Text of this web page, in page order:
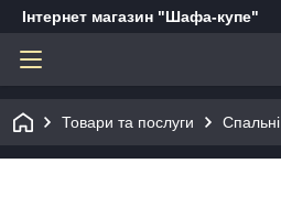
Інтернет магазин "Шафа-купе"
Товари та послуги Спальні